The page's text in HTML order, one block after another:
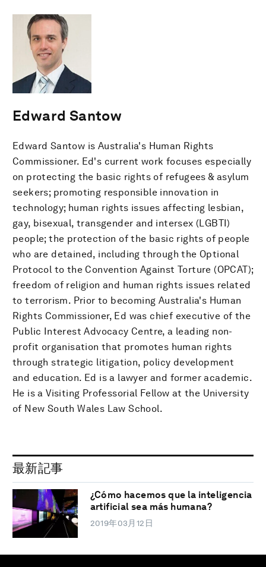
Edward Santow
Edward Santow is Australia's Human Rights
Commissioner. Ed's current work focuses especially
on protecting the basic rights of refugees & asylum
seekers; promoting responsible innovation in
technology; human rights issues affecting lesbian,
gay, bisexual, transgender and intersex (LGBTI)
people; the protection of the basic rights of people
who are detained, including through the Optional
Protocol to the Convention Against Torture (OPCAT);
freedom of religion and human rights issues related
to terrorism. Prior to becoming Australia's Human
Rights Commissioner, Ed was chief executive of the
Public Interest Advocacy Centre, a leading non-
profit organisation that promotes human rights
through strategic litigation, policy development
and education. Ed is a lawyer and former academic.
He is a Visiting Professorial Fellow at the University
of New South Wales Law School.
最新記事
¿Cómo hacemos que la inteligencia
artificial sea más humana?
2019年03月12日